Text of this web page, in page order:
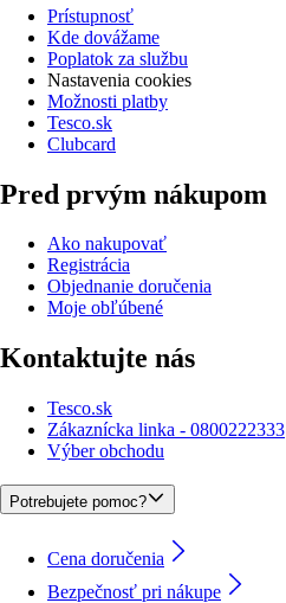
Prístupnosť
Kde dovážame
Poplatok za službu
Nastavenia cookies
Možnosti platby
Tesco.sk
Clubcard
Pred prvým nákupom
Ako nakupovať
Registrácia
Objednanie doručenia
Moje obľúbené
Kontaktujte nás
Tesco.sk
Zákaznícka linka - 0800222333
Výber obchodu
Potrebujete pomoc?
Cena doručenia
Bezpečnosť pri nákupe